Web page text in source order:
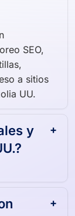
SEO,
a sitios
UU.
y